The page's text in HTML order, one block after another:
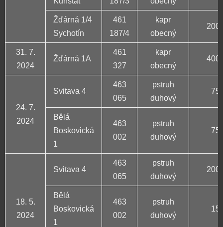
Žďárná 1/4
Sychotín
461
187/4
kapr
obecný
200
31. 7.
2024
Žďárná 1A
461
327
kapr
obecný
400
24. 7.
2024
Svitava 4
463
065
pstruh
duhový
75
Bělá
Boskovická
1
463
002
pstruh
duhový
75
18. 5.
2024
Svitava 4
463
065
pstruh
duhový
200
Bělá
Boskovická
1
463
002
pstruh
duhový
15